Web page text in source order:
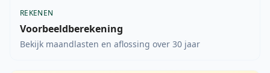
REKENEN
Voorbeeldberekening
Bekijk maandlasten en aflossing over 30 jaar